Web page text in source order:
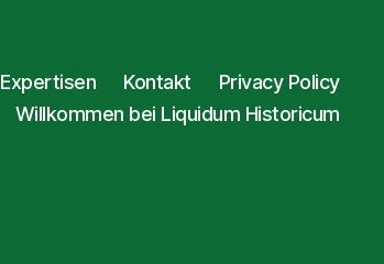
Expertisen Kontakt
Privacy Policy
Willkommen bei Liquidum Historicum